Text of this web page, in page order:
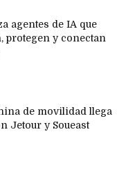
agentes de IA que
protegen y conectan
de movilidad llega
Jetour y Soueast